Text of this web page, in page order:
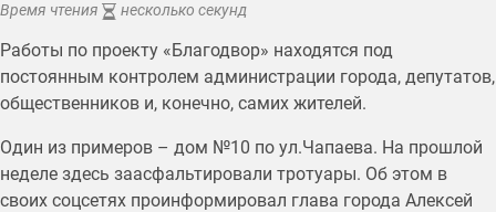
Время чтения несколько секунд
Работы по проекту «Благодвор» находятся под
постоянным контролем администрации города, депутатов,
общественников и, конечно, самих жителей.
Один из примеров – дом №10 по ул.Чапаева. На прошлой
неделе здесь заасфальтировали тротуары. Об этом в
своих соцсетях проинформировал глава города Алексей